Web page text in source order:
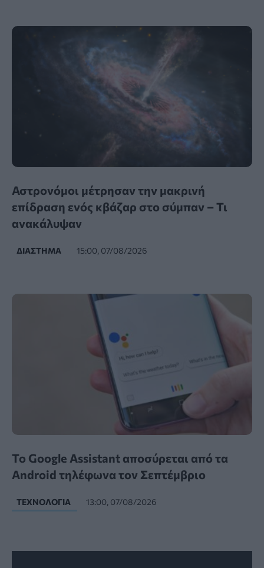
Αστρονόμοι μέτρησαν την μακρινή
επίδραση ενός κβάζαρ στο σύμπαν – Τι
ανακάλυψαν
ΔΙΆΣΤΗΜΑ 15:00, 07/08/2026
Το Google Assistant αποσύρεται από τα
Android τηλέφωνα τον Σεπτέμβριο
ΤΕΧΝΟΛΟΓΊΑ 13:00, 07/08/2026